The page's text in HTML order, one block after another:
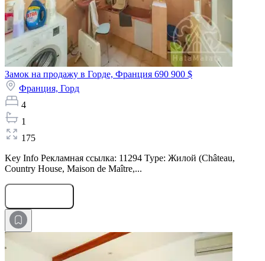
Замок на продажу в Горде, Франция 690 900 $
Франция, Горд
4
1
175
Key Info Рекламная ссылка: 11294 Type: Жилой (Château,
Country House, Maison de Maître,...